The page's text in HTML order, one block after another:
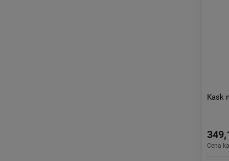
Kask
Cena